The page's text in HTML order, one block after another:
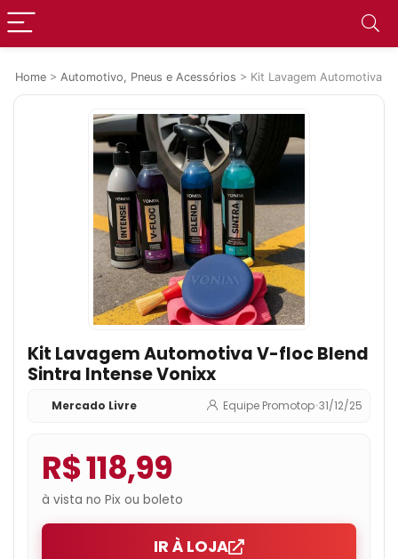
Home > Automotivo, Pneus e Acessórios > Kit Lavagem Automotiva
Kit Lavagem Automotiva V-floc Blend
Sintra Intense Vonixx
Mercado Livre Equipe Promotop•31/12/25
R$ 118,99
à vista no Pix ou boleto
IR À LOJA